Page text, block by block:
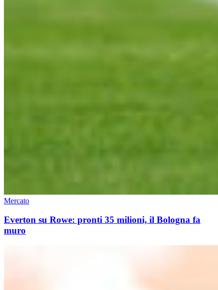
Mercato
Everton su Rowe: pronti 35 milioni, il Bologna fa
muro